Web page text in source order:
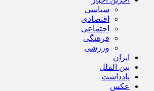
سیاسی
اقتصادی
اجتماعی
فرهنگی
ورزشی
ایران
بین الملل
یادداشت
عکس